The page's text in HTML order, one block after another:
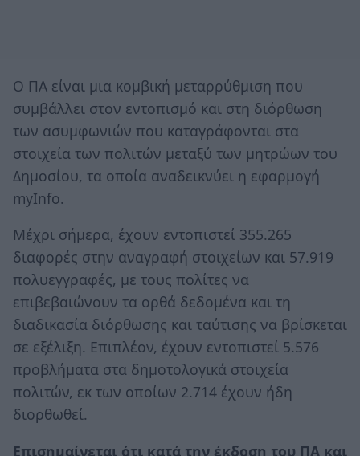
Ο ΠΑ είναι μια κομβική μεταρρύθμιση που
συμβάλλει στον εντοπισμό και στη διόρθωση
των ασυμφωνιών που καταγράφονται στα
στοιχεία των πολιτών μεταξύ των μητρώων του
Δημοσίου, τα οποία αναδεικνύει η εφαρμογή
myInfo.
Μέχρι σήμερα, έχουν εντοπιστεί 355.265
διαφορές στην αναγραφή στοιχείων και 57.919
πολυεγγραφές, με τους πολίτες να
επιβεβαιώνουν τα ορθά δεδομένα και τη
διαδικασία διόρθωσης και ταύτισης να βρίσκεται
σε εξέλιξη. Επιπλέον, έχουν εντοπιστεί 5.576
προβλήματα στα δημοτολογικά στοιχεία
πολιτών, εκ των οποίων 2.714 έχουν ήδη
διορθωθεί.
Επισημαίνεται ότι κατά την έκδοση του ΠΑ και